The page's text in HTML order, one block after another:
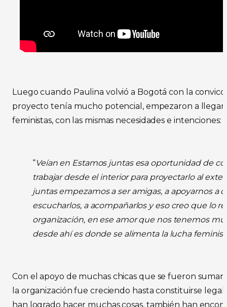
Luego cuando Paulina volvió a Bogotá con la
proyecto tenía mucho potencial, empezaron a llegar
feministas, con las mismas necesidades e intenciones:
“Veían en Estamos juntas esa oportunidad de
trabajar desde el interior para proyectarlo al
juntas empezamos a ser amigas, a apoyarnos a
escucharlos, a acompañarlos y eso creo que lo
organización, en ese amor que nos tenemos
desde ahí es donde se alimenta la lucha
Con el apoyo de muchas chicas que se fueron
la organización fue creciendo hasta constituirse
han logrado hacer muchas cosas, también han